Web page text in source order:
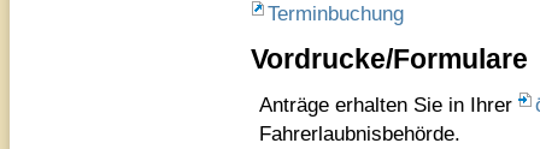
Terminbuchung
Vordrucke/Formulare
Anträge erhalten Sie in Ihrer
Fahrerlaubnisbehörde.